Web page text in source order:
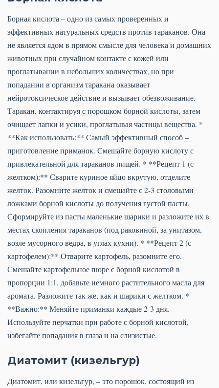
Борная кислота – одно из самых проверенных и
эффективных натуральных средств против тараканов. Она
не является ядом в прямом смысле для человека и домашних
животных при случайном контакте с кожей или
проглатывании в небольших количествах, но при
попадании в организм таракана оказывает
нейротоксическое действие и вызывает обезвоживание.
Таракан, контактируя с порошком борной кислоты, затем
очищает лапки и усики, проглатывая частицы вещества. *
**Как использовать:** Самый эффективный способ –
приготовление приманок. Смешайте борную кислоту с
привлекательной для тараканов пищей. * **Рецепт 1 (с
желтком):** Сварите куриное яйцо вкрутую, отделите
желток. Разомните желток и смешайте с 2-3 столовыми
ложками борной кислоты до получения густой пасты.
Сформируйте из пасты маленькие шарики и разложите их в
местах скопления тараканов (под раковиной, за унитазом,
возле мусорного ведра, в углах кухни). * **Рецепт 2 (с
картофелем):** Отварите картофель, разомните его.
Смешайте картофельное пюре с борной кислотой в
пропорции 1:1, добавьте немного растительного масла для
аромата. Разложите так же, как и шарики с желтком. *
**Важно:** Меняйте приманки каждые 2-3 дня.
Используйте перчатки при работе с борной кислотой,
избегайте попадания в глаза и на слизистые.
Диатомит (кизельгур)
Диатомит, или кизельгур, – это порошок, состоящий из